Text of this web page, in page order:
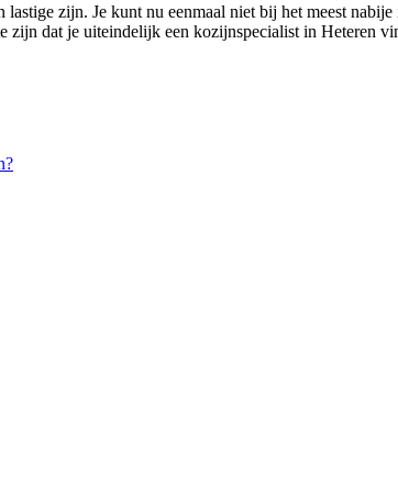
zijn. Je kunt nu eenmaal niet bij het meest
zijn dat je uiteindelijk een kozijnspecialist in Heteren